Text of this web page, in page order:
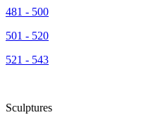
481 - 500
501 - 520
521 - 543
Sculptures